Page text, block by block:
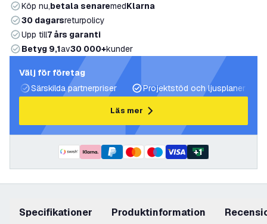
Köp nu,betala senaremedKlarna
30 dagarsreturpolicy
Upp till7 års garanti
Betyg 9,1av30 000+kunder
Välj för företag
Särskilda partnerpriser
Projektstöd och ljusplaner
Läs mer
+1
Specifikationer produktinformation